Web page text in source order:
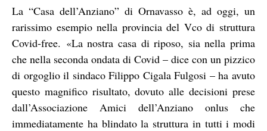
La “Casa dell’Anziano” di Ornavasso è, ad oggi, un
rarissimo esempio nella provincia del Vco di struttura
Covid-free. «La nostra casa di riposo, sia nella prima
che nella seconda ondata di Covid – dice con un pizzico
di orgoglio il sindaco Filippo Cigala Fulgosi – ha avuto
questo magnifico risultato, dovuto alle decisioni prese
dall’Associazione Amici dell’Anziano onlus che
immediatamente ha blindato la struttura in tutti i modi